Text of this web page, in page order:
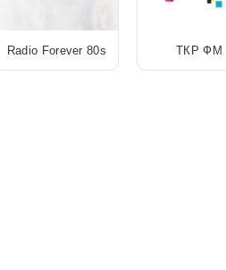
Radio Forever 80s ТКР ФМ